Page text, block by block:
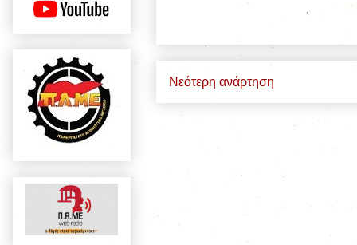
Νεότερη ανάρτηση